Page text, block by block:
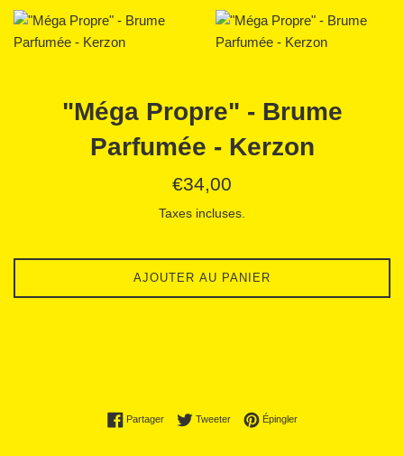
"Méga Propre" - Brume
Parfumée - Kerzon
Prix
€34,00
Taxes incluses.
AJOUTER AU PANIER
PartagerPartager sur Facebook
TweeterTweeter sur Twitter
ÉpinglerÉpingler sur Pinterest